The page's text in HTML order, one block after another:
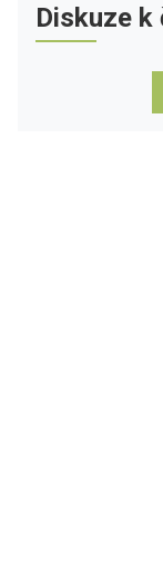
Diskuze k